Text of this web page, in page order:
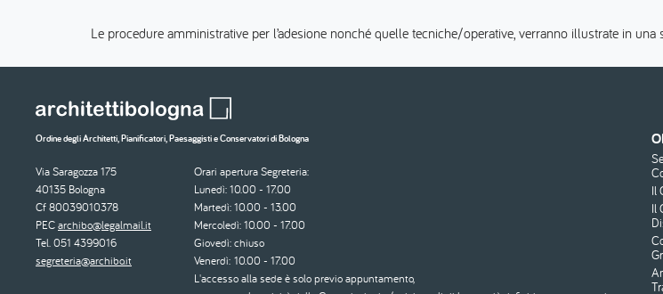
Le procedure amministrative per l’adesione nonché quelle tecniche/operative, verranno illustrate in
Ordine degli Architetti, Pianificatori, Paesaggisti e Conservatori di Bologna
Via Saragozza 175
40135 Bologna
Cf 80039010378
PECarchibo@legalmail.it
Tel. 051 4399016
segreteria@archibo.it
Orari apertura Segreteria:
Lunedì: 10.00 - 17.00
Martedì: 10.00 - 13.00
Mercoledì: 10.00 - 17.00
Giovedì: chiuso
Venerdì: 10.00 - 17.00
L'accesso alla sede è solo previo appuntamento,
Il
Il